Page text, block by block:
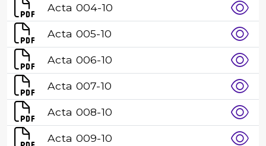
Acta 004-10
Acta 005-10
Acta 006-10
Acta 007-10
Acta 008-10
Acta 009-10